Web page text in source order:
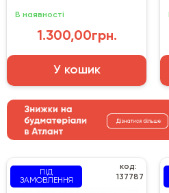
В наявності
1.300,00грн.
У кошик
ПІД
ЗАМОВЛЕННЯ
код:
137787